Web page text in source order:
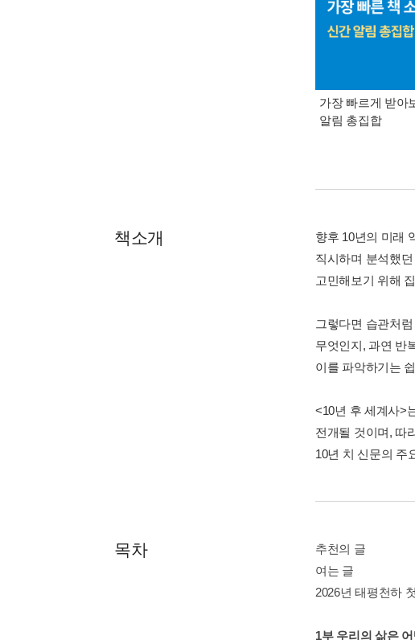
가장 빠르게 받아
알림 총집합
책소개
향후 10년의 미래
직시하며 분석했
고민해보기 위해
그렇다면 습관처
무엇인지, 과연 반
이를 파악하기는
<10년 후 세계사>
전개될 것이며, 따
10년 치 신문의 주
목차
추천의 글
여는 글
2026년 태평천하
1부 우리의 삶은